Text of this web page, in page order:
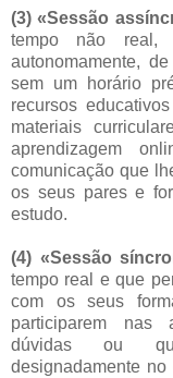
(3) «Sessão
tempo não real,
autonomamente,
sem um horário
recursos
materiais
aprendizagem
comunicação que
os seus pares e
estudo.
(4) «Sessão
tempo real e que
com os seus
participarem nas
dúvidas ou
designadamente